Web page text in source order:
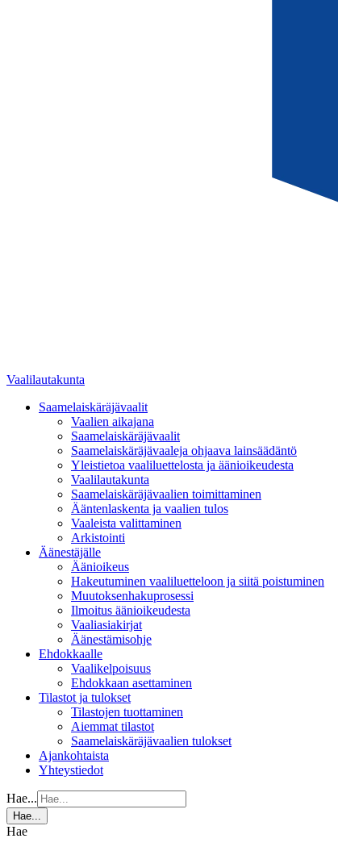
Vaalilautakunta
Saamelaiskäräjävaalit
Vaalien aikajana
Saamelaiskäräjävaalit
Saamelaiskäräjävaaleja ohjaava lainsäädäntö
Yleistietoa vaaliluettelosta ja äänioikeudesta
Vaalilautakunta
Saamelaiskäräjävaalien toimittaminen
Ääntenlaskenta ja vaalien tulos
Vaaleista valittaminen
Arkistointi
Äänestäjälle
Äänioikeus
Hakeutuminen vaaliluetteloon ja siitä poistuminen
Muutoksenhakuprosessi
Ilmoitus äänioikeudesta
Vaaliasiakirjat
Äänestämisohje
Ehdokkaalle
Vaalikelpoisuus
Ehdokkaan asettaminen
Tilastot ja tulokset
Tilastojen tuottaminen
Aiemmat tilastot
Saamelaiskäräjävaalien tulokset
Ajankohtaista
Yhteystiedot
Hae...
Hae...
Hae